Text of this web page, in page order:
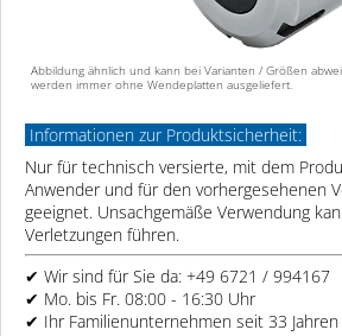
Abbildung ähnlich und kann bei Varianten / Größen
werden immer ohne Wendeplatten ausgeliefert.
Informationen zur Produktsicherheit:
Nur für technisch versierte, mit dem
Anwender und für den vorhergesehenen
geeignet. Unsachgemäße Verwendung
Verletzungen führen.
✔ Wir sind für Sie da: +49 6721 / 994167
✔ Mo. bis Fr. 08:00 - 16:30 Uhr
✔ Ihr Familienunternehmen seit 33 Jahren